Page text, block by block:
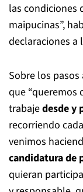
las condiciones
maipucinas”,
declaraciones a
Sobre los
que “queremos
trabajedesde y
recorriendo
venimos
candidatura de
quieran